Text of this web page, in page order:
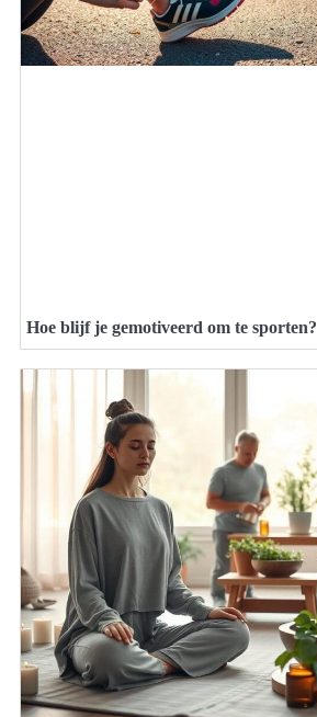
Hoe blijf je gemotiveerd om te sporten?